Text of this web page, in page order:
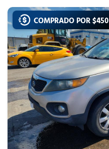
COMPRADO POR $450